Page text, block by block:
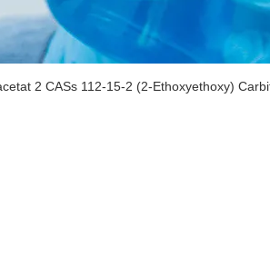
2 CASs 112-15-2 (2-Ethoxyethoxy)